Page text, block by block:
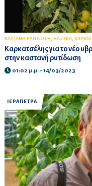
ΚΑΣΤΑΝΗ ΡΥΤΙΔΩΣΗ , HAZERA,
Καρκατσέλης για το νέο
στην καστανή ρυτίδωση
01:02 μ.μ. - 14/03/2023
ΙΕΡΑΠΕΤΡΑ